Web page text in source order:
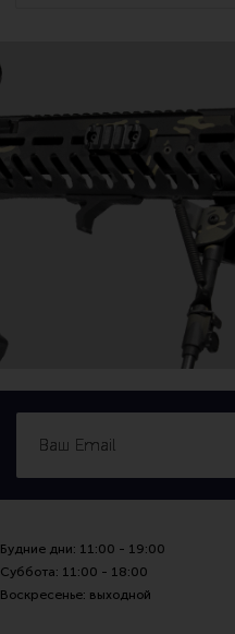
Будние дни: 11:00 - 19:00
Суббота: 11:00 - 18:00
Воскресенье: выходной